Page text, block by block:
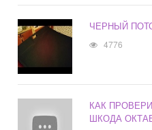
ЧЕРНЫЙ
4776
КАК
ШКОДА